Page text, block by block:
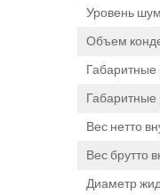
Уровень
Объем
Габаритные
Вес нетто
Вес брутто
Диаметр